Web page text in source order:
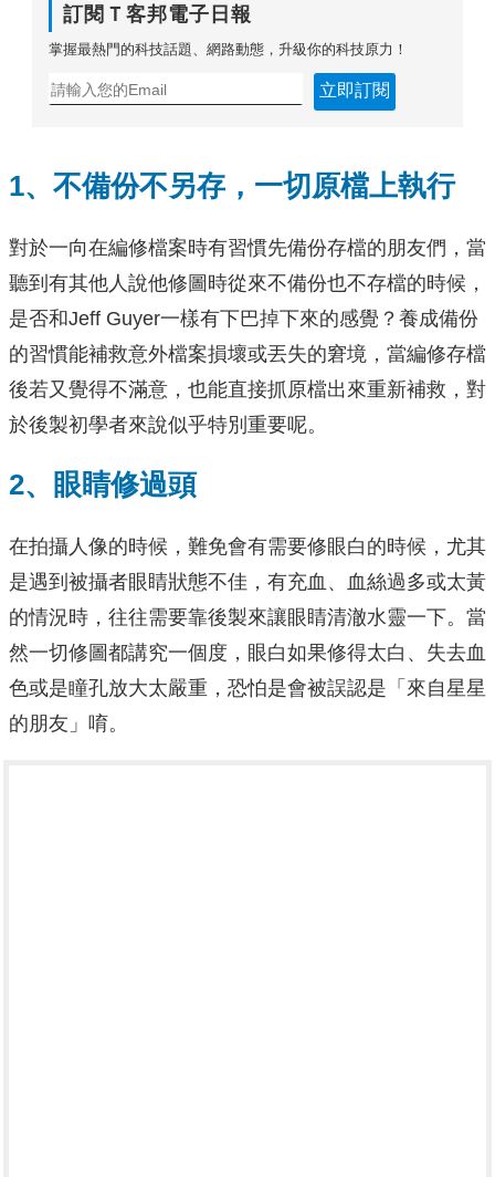
訂閱Ｔ客邦電子日報
掌握最熱門的科技話題、網路動態，升級你的科技原力！
立即訂閱
1、不備份不另存，一切原檔上執行
對於一向在編修檔案時有習慣先備份存檔的朋友們，當
聽到有其他人說他修圖時從來不備份也不存檔的時候，
是否和Jeff Guyer一樣有下巴掉下來的感覺？養成備份
的習慣能補救意外檔案損壞或丟失的窘境，當編修存檔
後若又覺得不滿意，也能直接抓原檔出來重新補救，對
於後製初學者來說似乎特別重要呢。
2、眼睛修過頭
在拍攝人像的時候，難免會有需要修眼白的時候，尤其
是遇到被攝者眼睛狀態不佳，有充血、血絲過多或太黃
的情況時，往往需要靠後製來讓眼睛清澈水靈一下。當
然一切修圖都講究一個度，眼白如果修得太白、失去血
色或是瞳孔放大太嚴重，恐怕是會被誤認是「來自星星
的朋友」唷。